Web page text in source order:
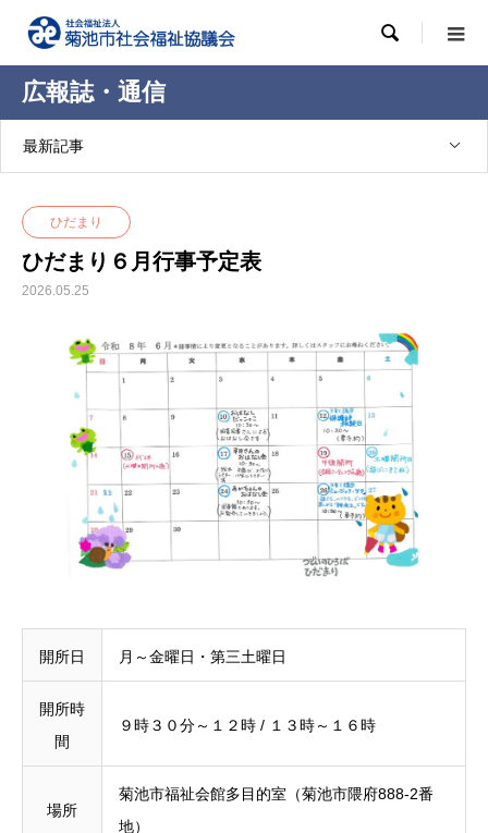

広報誌・通信
最新記事
ひだまり
ひだまり６月行事予定表
2026.05.25
開所日 月～金曜日・第三土曜日
開所時
間
９時３０分～１２時 / １３時～１６時
場所
菊池市福祉会館多目的室（菊池市隈府888-2番
地）